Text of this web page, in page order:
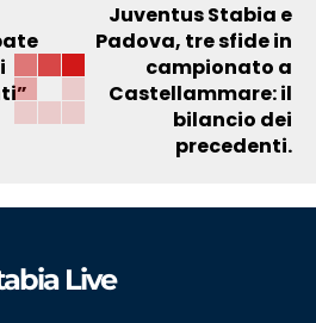
Juventus Stabia e
Padova, tre sfide in
campionato a
Castellammare: il
bilancio dei
precedenti.
Live